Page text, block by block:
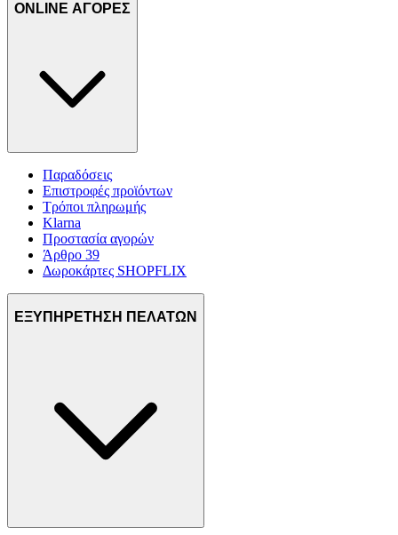
ONLINE ΑΓΟΡΕΣ
Παραδόσεις
Επιστροφές προϊόντων
Τρόποι πληρωμής
Klarna
Προστασία αγορών
Άρθρο 39
Δωροκάρτες SHOPFLIX
ΕΞΥΠΗΡΕΤΗΣΗ ΠΕΛΑΤΩΝ